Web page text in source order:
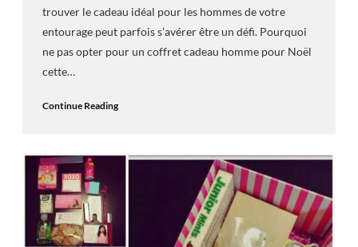
trouver le cadeau idéal pour les hommes de votre
entourage peut parfois s’avérer être un défi. Pourquoi
ne pas opter pour un coffret cadeau homme pour Noël
cette…
Continue Reading